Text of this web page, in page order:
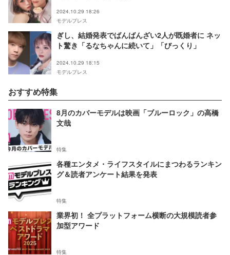
2024.10.29 18:26
モデルプレス
ぎし、結婚発表でばんばんざい2人が既婚者に ネッ
ト驚き「るなちゃんに続いて」「びっくり」
2024.10.29 18:15
モデルプレス
おすすめ特集
8月のカバーモデルは映画「ブルーロック」の高橋
文哉
特集
各種エンタメ・ライフスタイルにまつわるランキン
グ＆読者アンケート結果を発表
特集
業界初！ 全プラットフォーム横断の大規模読者参
加型アワード
特集